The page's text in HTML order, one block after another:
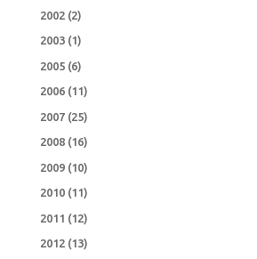
2002(2)
2003(1)
2005(6)
2006(11)
2007(25)
2008(16)
2009(10)
2010(11)
2011 (12)
2012(13)